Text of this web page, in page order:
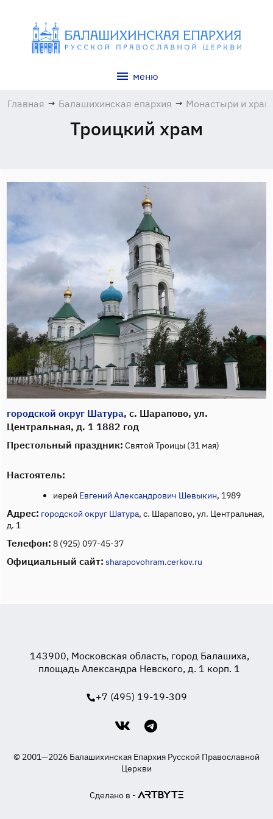
меню
Главная → Балашихинская епархия → Монастыри и
Троицкий храм
городской округ Шатура, с. Шарапово, ул.
Центральная, д. 1 1882 год
Престольный праздник: Святой Троицы (31 мая)
Настоятель:
иерей Евгений Александрович Шевыкин, 1989
Адрес: городской округ Шатура, с. Шарапово, ул. Центральная,
д. 1
Телефон: 8 (925) 097-45-37
Официальный сайт: sharapovohram.cerkov.ru
143900, Московская область, город Балашиха,
площадь Александра Невского, д. 1 корп. 1
+7 (495) 19-19-309
© 2001—2026 Балашихинская Епархия Русской Православной
Церкви
Сделано в -